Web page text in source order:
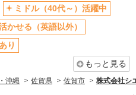
ミドル（40代～）活躍中
かせる（英語以外）
り
もっと見る
沖縄 佐賀県 佐賀市 株式会社シ